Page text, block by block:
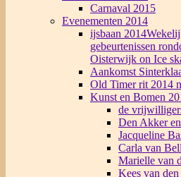
Carnaval 2015
Evenementen 2014
ijsbaan 2014
gebeurtenissen
Oisterwijk on Ice
Aankomst
Old Timer rit 2014
Kunst en Bomen
de
Den Akker
Jacqueline
Carla van
Marielle van
Kees van